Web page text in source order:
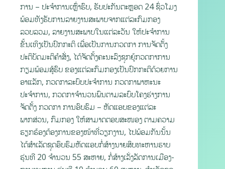
ການ – ປະຈຳການເຫຼົ່າຮົບ, ຮັບປະກັນຕະຫຼອດ 24 ຊົ່ວໂມງ
ພ້ອມທັງຮັບການລາຍງານສະພາບຈາກແຕ່ລະກົມກອງ
ລວບລວມ, ລາຍງານສະພາບໃນແຕ່ລະວັນ ໃຫ້ປະຈຳການ
ຂັ້ນເທິງເປັນປົກກະຕິ ເພື່ອເປັນການກວດກາ ການຈັດຕັ້ງ
ປະຕິບັດມະຕິຄໍາສັ່ງ, ໄດ້ຈັດຕັ້ງຄະນະລົງຊຸກຍູ້ກວດກາການ
ກຽມພ້ອມສູ້ຮົບ ຂອງແຕ່ລະກົມກອງເປັນປົກກະຕິດ້ວຍການ
ອາແລັກ, ກວດກາລະບົບປະຈຳການ ກວດກາພາຫະນະ
ປະຈຳການ, ກວດກາຈໍານວນພົນຕາມລະບົບໂຄງຮ່າງການ
ຈັດຕັ້ງ ກວດກາ ການອົບຮົມ – ຫັດແອບຂອງແຕ່ລະ
ພາກສ່ວນ, ກົມກອງ ໃຫ້ສາມາດຕອບສະໜອງ ຕາມຄວາມ
ຮຽກຮ້ອງຕ້ອງການຂອງໜ້າທີ່ວຽກງານ, ໄປພ້ອມກັນນັ້ນ
ໄດ້ສຳເລັດຊຸດອົບຮົມຫັດແອບກໍ່ສ້າງນາຍສິບທະຫານຮາບ
ຮຸ່ນທີ 20 ຈໍານວນ 55 ສະຫາຍ, ກໍ່ສ້າງເລັ່ງລັດການເມືອງ-